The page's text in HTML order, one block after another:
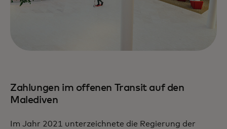
Zahlungen im offenen Transit auf den
Malediven
Im Jahr 2021 unterzeichnete die Regierung der